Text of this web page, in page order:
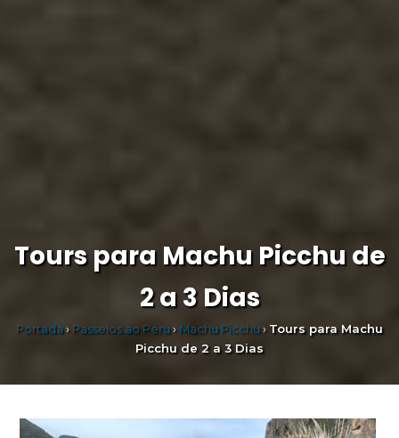
Tours para Machu Picchu de
2 a 3 Dias
Portada›Passeios ao Peru› Machu Picchu› Tours para Machu
Picchu de 2 a 3 Dias